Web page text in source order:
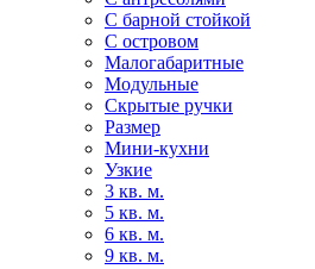
С барной стойкой
С островом
Малогабаритные
Модульные
Скрытые ручки
Размер
Мини-кухни
Узкие
3 кв. м.
5 кв. м.
6 кв. м.
9 кв. м.